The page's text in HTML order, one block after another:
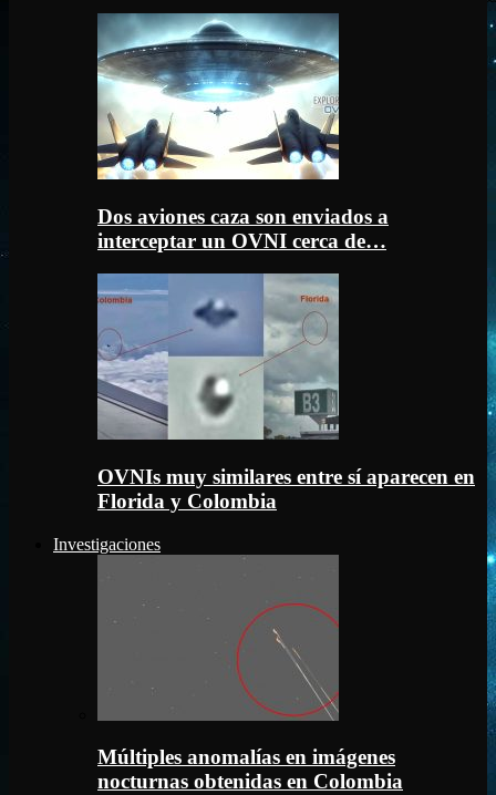
Dos aviones caza son enviados a
interceptar un OVNI cerca de…
OVNIs muy similares entre sí aparecen en
Florida y Colombia
Investigaciones
Múltiples anomalías en imágenes
nocturnas obtenidas en Colombia